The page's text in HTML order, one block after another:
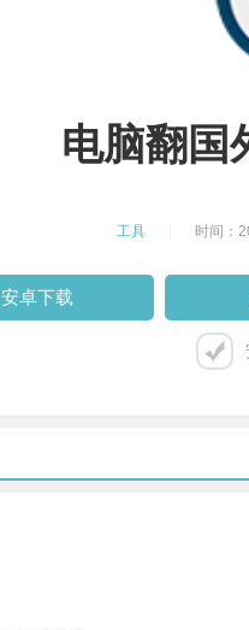
电脑翻国
工具 时间：
安卓下载